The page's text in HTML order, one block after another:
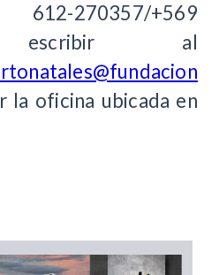
270357/+569
escribir al
la oficina ubicada en